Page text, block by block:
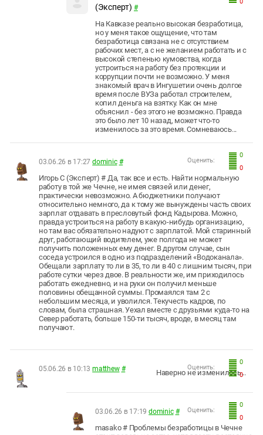
(Эксперт) #
На Кавказе реально высокая безработица,
но у меня такое ощущение, что там
безработица связана не с отсутствием
рабочих мест, а с не желанием работать и с
высокой степенью кумовства, когда
устроиться на работу без протекции и
коррупции почти не возможно. У меня
знакомый врач в Ингушетии очень долгое
время после ВУЗа работал строителем,
копил деньга на взятку. Как он мне
объяснил - без этого не возможно. Правда
это было лет 10 назад, может что-то
изменилось за это время. Сомневаюсь...
0
0
Оценить:
03.06.26 в 17:27 dominic #
Игорь С (Эксперт) # Да, так все и есть. Найти нормальную
работу в той же Чечне, не имея связей или денег,
практически невозможно. А бюджетники получают
относительно немного, да к тому же вынуждены часть своих
зарплат отдавать в пресловутый фонд Кадырова. Можно,
правда устроиться на работу в какую-нибудь организацию,
но там вас обязательно надуют с зарплатой. Мой старинный
друг, работающий водителем, уже полгода не может
получить положенных ему денег. В другом случае, сын
соседа устроился в одно из подразделений «Водоканала».
Обещали зарплату то ли в 35, то ли в 40 с лишним тысяч, при
работе сутки через двое. В реальности же, им приходилось
работать ежедневно, и на руки он получил меньше
половины обещанной суммы. Промаялся там 2 с
небольшим месяца, и уволился. Текучесть кадров, по
словам, была страшная. Уехал вместе с друзьями куда-то на
Север работать, больше 150-ти тысяч, вроде, в месяц там
получают.
0
0
Оценить:
05.06.26 в 10:13 matthew # Наверно не изменилось...
0
0
Оценить:
03.06.26 в 17:19 dominic #
masako # Проблемы безработицы в Чечне